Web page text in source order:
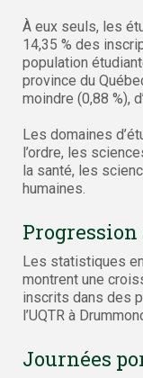
À eux seuls, les
14,35 % des
population
province du
moindre (0,88 %),
Les domaines
l’ordre, les
la santé, les
humaines.
Les statistiques
montrent une
inscrits dans des
l’UQTR à
Journées